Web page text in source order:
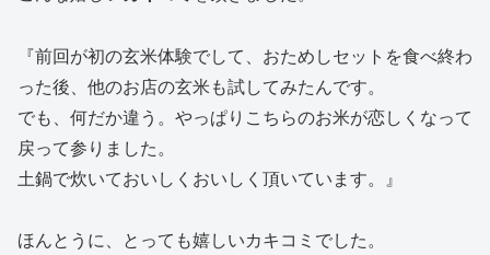
『前回が初の玄米体験でして、おためしセットを食べ終わ
った後、他のお店の玄米も試してみたんです。
でも、何だか違う。やっぱりこちらのお米が恋しくなって
戻って参りました。
土鍋で炊いておいしくおいしく頂いています。』
ほんとうに、とっても嬉しいカキコミでした。